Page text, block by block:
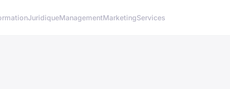
JuridiqueManagementMarketingServices